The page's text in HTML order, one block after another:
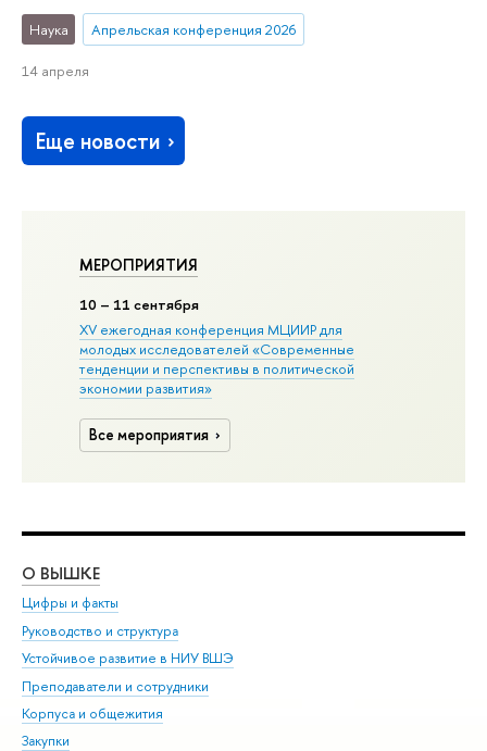
МЕРОПРИЯТИЯ
10 – 11 сентября
XV ежегодная конференция МЦИИР для
молодых исследователей «Современные
тенденции и перспективы в политической
экономии развития»
Все мероприятия
Наука Апрельская конференция 2026
14 апреля
Еще новости
О ВЫШКЕ
Цифры и факты
Руководство и структура
Устойчивое развитие в НИУ ВШЭ
Преподаватели и сотрудники
Корпуса и общежития
Закупки